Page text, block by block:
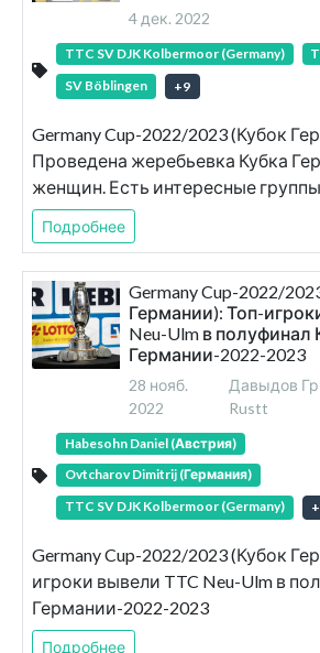
4 дек. 2022
TTC SV DJK Kolbermoor (Germany)
SV Böblingen
+9
Germany Cup-2022/2023 (Кубок
Проведена жеребьевка Кубка
женщин. Есть интересные
Подробнее
Germany Cup-2022/
Германии): Топ-
Neu-Ulm в полуфинал
Германии-2022-2023
28 нояб.
2022
Давыдов
Rustt
Habesohn Daniel (Австрия)
Ovtcharov Dimitrij (Германия)
TTC SV DJK Kolbermoor (Germany)
+
Germany Cup-2022/2023 (Кубок
игроки вывели TTC Neu-Ulm в
Германии-2022-2023
Подробнее